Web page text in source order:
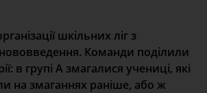
шкільних ліг з
нововведення. Команди поділили
в групі А змагалися учениці, які
на змаганнях раніше, або ж